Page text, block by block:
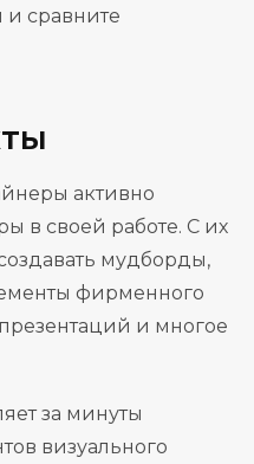
сравните
активно
в своей работе. С их
мудборды,
фирменного
и многое
за минуты
визуального